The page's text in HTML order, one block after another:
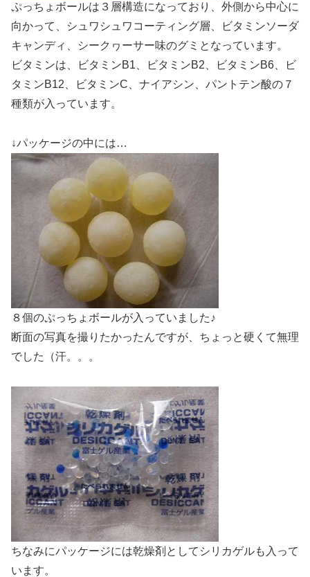
ぷっちょボールは３層構造になっており、外側から中心に
向かって、シュワシュワコーティング層、ビタミンソーダ
キャンディ、シークヮーサー味のグミとなっています。
ビタミンは、ビタミンB1、ビタミンB2、ビタミンB6、ビ
タミンB12、ビタミンC、ナイアシン、パントテン酸の７
種類が入っています。
↓パッケージの中には…
８個のぷっちょボールが入っていました♪
断面の写真を撮りたかったんですが、ちょっと硬くて無理
でした（汗。。。
ちなみにパッケージには乾燥剤としてシリカゲルも入って
います。